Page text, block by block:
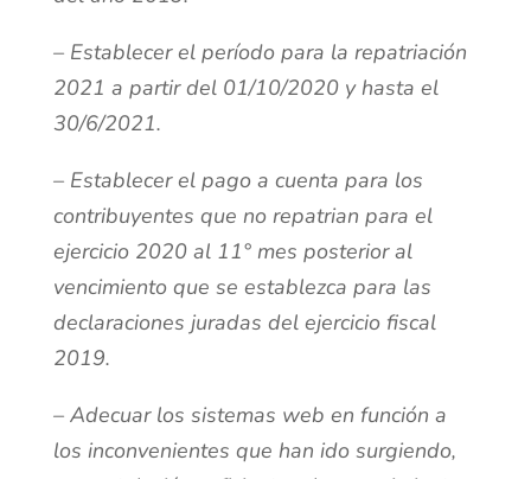
– Establecer el período para la repatriación
2021 a partir del 01/10/2020 y hasta el
30/6/2021.
– Establecer el pago a cuenta para los
contribuyentes que no repatrian para el
ejercicio 2020 al 11° mes posterior al
vencimiento que se establezca para las
declaraciones juradas del ejercicio fiscal
2019.
– Adecuar los sistemas web en función a
los inconvenientes que han ido surgiendo,